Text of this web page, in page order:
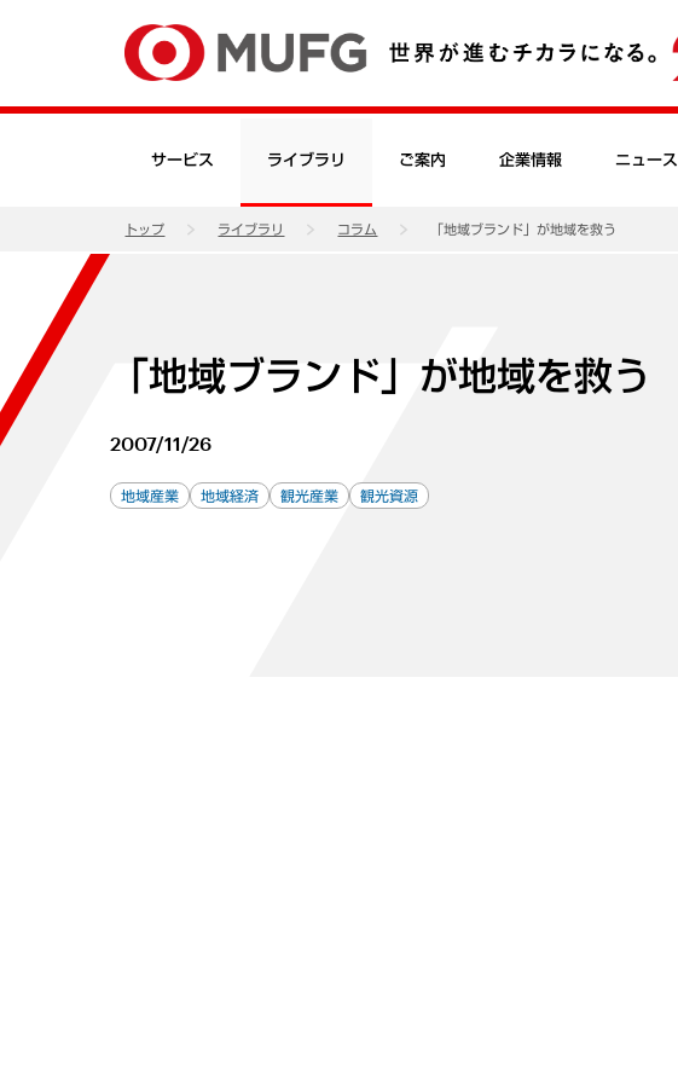
サービス ライブラリ ご案内 企業情報 ニュース
トップ ライブラリ コラム 「地域ブランド」が地域を救う
「地域ブランド」が地域を救う
2007/11/26
地域産業 地域経済 観光産業 観光資源